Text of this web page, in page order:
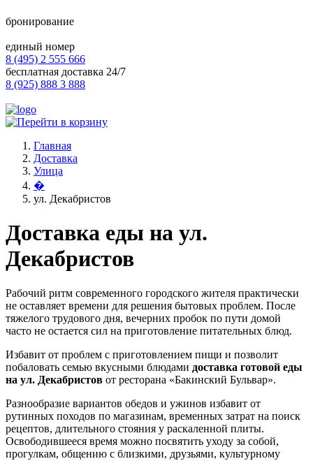
бронирование
единый номер
8 (495) 2 555 666
бесплатная доставка 24/7
8 (925) 888 3 888
Главная
Доставка
Улица
�
ул. Декабристов
Доставка еды на ул.
Декабристов
Рабочий ритм современного городского жителя практически
не оставляет времени для решения бытовых проблем. После
тяжелого трудового дня, вечерних пробок по пути домой
часто не остается сил на приготовление питательных блюд.
Избавит от проблем с приготовлением пищи и позволит
побаловать семью вкусными блюдами доставка готовой еды
на ул. Декабристов от ресторана «Бакинский Бульвар».
Разнообразие вариантов обедов и ужинов избавит от
рутинных походов по магазинам, временных затрат на поиск
рецептов, длительного стояния у раскаленной плиты.
Освободившееся время можно посвятить уходу за собой,
прогулкам, общению с близкими, друзьями, культурному